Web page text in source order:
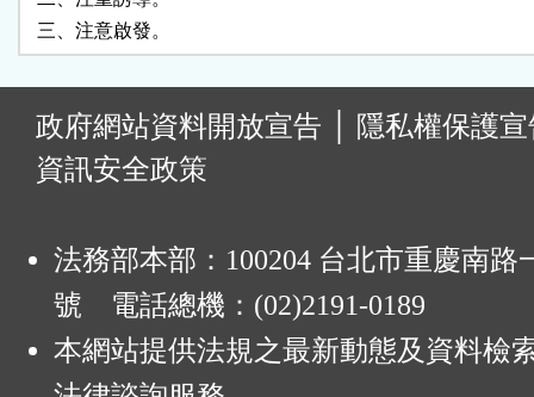
政府網站資料開放宣告
隱私權保護
資訊安全政策
法務部本部：100204 台北市重慶南路
號 電話總機：(02)2191-0189
本網站提供法規之最新動態及資料檢